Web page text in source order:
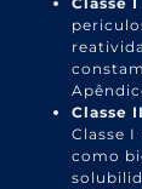
Classe
Classe
como